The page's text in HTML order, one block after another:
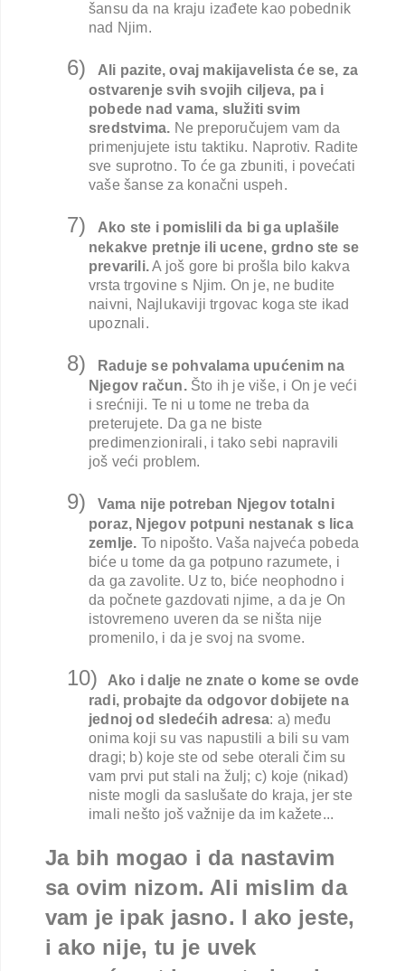
šansu da na kraju izađete kao pobednik
nad Njim.
6)
Ali pazite, ovaj makijavelista će se, za
ostvarenje svih svojih ciljeva, pa i
pobede nad vama, služiti svim
sredstvima. Ne preporučujem vam da
primenjujete istu taktiku. Naprotiv. Radite
sve suprotno. To će ga zbuniti, i povećati
vaše šanse za konačni uspeh.
7)
Ako ste i pomislili da bi ga uplašile
nekakve pretnje ili ucene, grdno ste se
prevarili.A još gore bi prošla bilo kakva
vrsta trgovine s Njim. On je, ne budite
naivni, Najlukaviji trgovac koga ste ikad
upoznali.
8)
Raduje se pohvalama upućenim na
Njegov račun. Što ih je više, i On je veći
i srećniji. Te ni u tome ne treba da
preterujete. Da ga ne biste
predimenzionirali, i tako sebi napravili
još veći problem.
9)
Vama nije potreban Njegov totalni
poraz, Njegov potpuni nestanak s lica
zemlje. To nipošto. Vaša najveća pobeda
biće u tome da ga potpuno razumete, i
da ga zavolite. Uz to, biće neophodno i
da počnete gazdovati njime, a da je On
istovremeno uveren da se ništa nije
promenilo, i da je svoj na svome.
10)
Ako i dalje ne znate o kome se ovde
radi, probajte da odgovor dobijete na
jednoj od sledećih adresa: a) među
onima koji su vas napustili a bili su vam
dragi; b) koje ste od sebe oterali čim su
vam prvi put stali na žulj; c) koje (nikad)
niste mogli da saslušate do kraja, jer ste
imali nešto još važnije da im kažete...
Ja bih mogao i da nastavim
sa ovim nizom. Ali mislim da
vam je ipak jasno. I ako jeste,
i ako nije, tu je uvek